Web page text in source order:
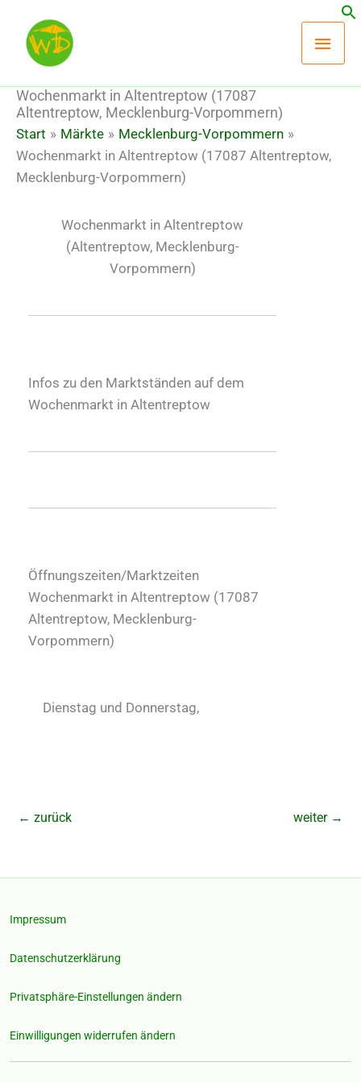
Inhalt
springen
Wochenmarkt in Altentreptow (17087
Altentreptow, Mecklenburg-Vorpommern)
Start Märkte
Mecklenburg-Vorpommern
Wochenmarkt in Altentreptow (17087 Altentreptow,
Mecklenburg-Vorpommern)
Wochenmarkt in Altentreptow
(Altentreptow, Mecklenburg-
Vorpommern)
Infos zu den Marktständen auf dem
Wochenmarkt in Altentreptow
Öffnungszeiten/Marktzeiten
Wochenmarkt in Altentreptow (17087
Altentreptow, Mecklenburg-
Vorpommern)
Dienstag und Donnerstag,
← zurück weiter →
Impressum
Datenschutzerklärung
Privatsphäre-Einstellungen ändern
Einwilligungen widerrufen ändern